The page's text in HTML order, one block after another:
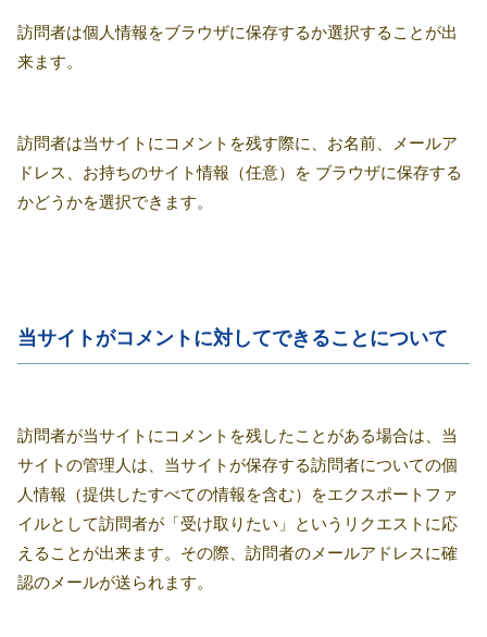
訪問者は個人情報をブラウザに保存するか選択することが出
来ます。
訪問者は当サイトにコメントを残す際に、お名前、メールア
ドレス、お持ちのサイト情報（任意）を ブラウザに保存する
かどうかを選択できます。
当サイトがコメントに対してできることについて
訪問者が当サイトにコメントを残したことがある場合は、当
サイトの管理人は、当サイトが保存する訪問者についての個
人情報（提供したすべての情報を含む）をエクスポートファ
イルとして訪問者が「受け取りたい」というリクエストに応
えることが出来ます。その際、訪問者のメールアドレスに確
認のメールが送られます。